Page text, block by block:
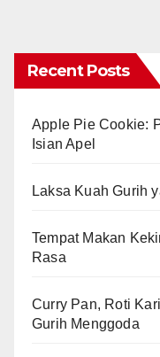
Recent Posts
Apple Pie Cookie:
Isian Apel
Laksa Kuah Gurih
Tempat Makan
Rasa
Curry Pan, Roti
Gurih Menggoda